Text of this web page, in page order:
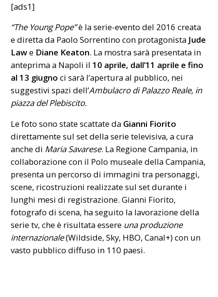
[ads1]
“The Young Pope”è la serie-evento del 2016 creata
e diretta da Paolo Sorrentino con protagonista Jude
Lawe Diane Keaton. La mostra sarà presentata in
anteprima a Napoli il 10 aprile, dall’11 aprile e fino
al 13 giugno ci sarà l’apertura al pubblico, nei
suggestivi spazi dell’Ambulacro diPalazzo Reale, in
piazza del Plebiscito.
Le foto sono state scattate da Gianni Fiorito
direttamente sul set della serie televisiva, a cura
anche di Maria Savarese. La Regione Campania, in
collaborazione con il Polo museale della Campania,
presenta un percorso di immagini tra personaggi,
scene, ricostruzioni realizzate sul set durante i
lunghi mesi di registrazione. Gianni Fiorito,
fotografo di scena, ha seguito la lavorazione della
serie tv, che è risultata essere una produzione
internazionale(Wildside, Sky, HBO, Canal+) con un
vasto pubblico diffuso in 110 paesi.